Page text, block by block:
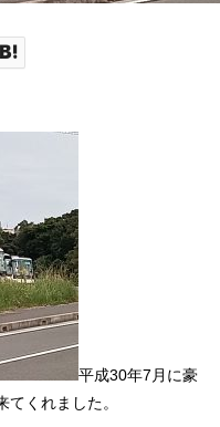
平成30年7月に豪
くれました。